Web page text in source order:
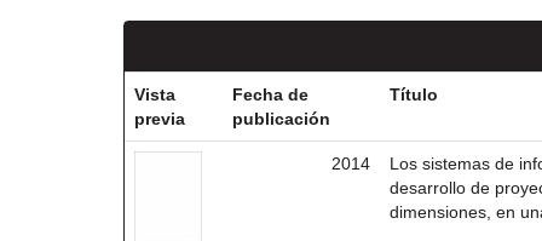
Vista
previa
Fecha de
publicación
Título
2014
Los sistemas de
desarrollo de
dimensiones, en